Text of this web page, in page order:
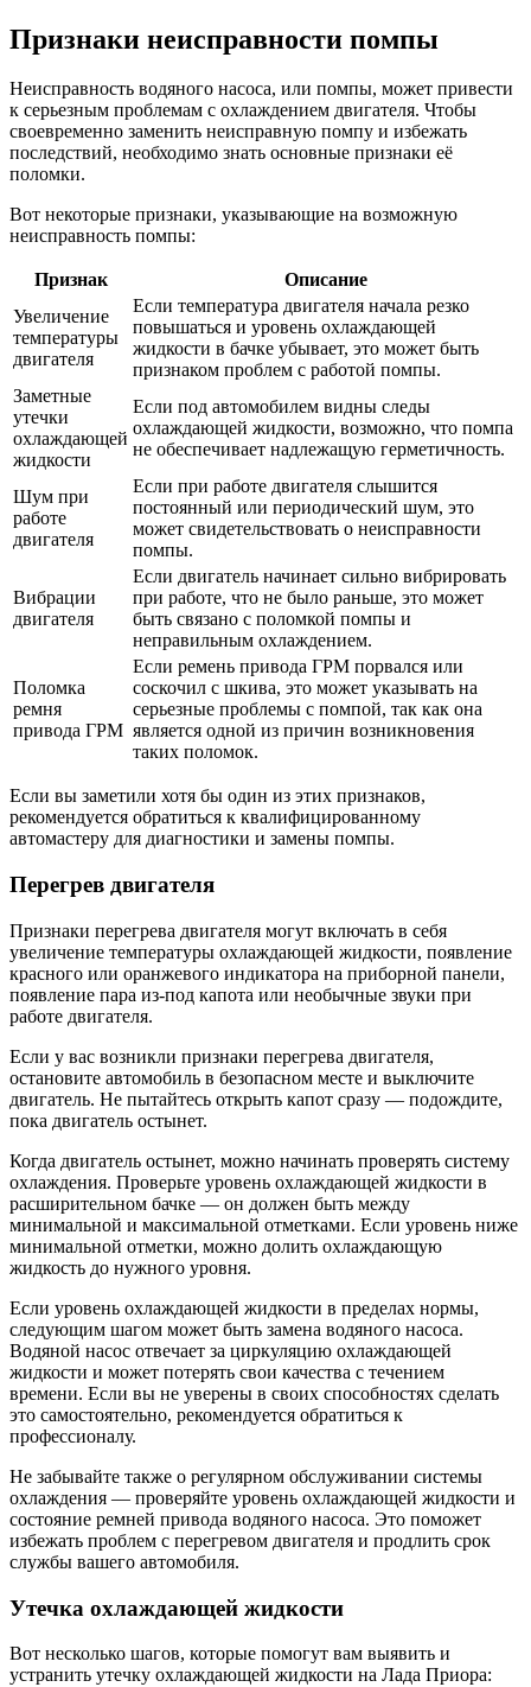
Признаки неисправности помпы
Неисправность водяного насоса, или помпы, может привести
к серьезным проблемам с охлаждением двигателя. Чтобы
своевременно заменить неисправную помпу и избежать
последствий, необходимо знать основные признаки её
поломки.
Вот некоторые признаки, указывающие на возможную
неисправность помпы:
Признак
Описание
Увеличение
температуры
двигателя
Если температура двигателя начала резко
повышаться и уровень охлаждающей
жидкости в бачке убывает, это может быть
признаком проблем с работой помпы.
Заметные
утечки
охлаждающей
жидкости
Если под автомобилем видны следы
охлаждающей жидкости, возможно, что помпа
не обеспечивает надлежащую герметичность.
Шум при
работе
двигателя
Если при работе двигателя слышится
постоянный или периодический шум, это
может свидетельствовать о неисправности
помпы.
Вибрации
двигателя
Если двигатель начинает сильно вибрировать
при работе, что не было раньше, это может
быть связано с поломкой помпы и
неправильным охлаждением.
Поломка
ремня
привода ГРМ
Если ремень привода ГРМ порвался или
соскочил с шкива, это может указывать на
серьезные проблемы с помпой, так как она
является одной из причин возникновения
таких поломок.
Если вы заметили хотя бы один из этих признаков,
рекомендуется обратиться к квалифицированному
автомастеру для диагностики и замены помпы.
Перегрев двигателя
Признаки перегрева двигателя могут включать в себя
увеличение температуры охлаждающей жидкости, появление
красного или оранжевого индикатора на приборной панели,
появление пара из-под капота или необычные звуки при
работе двигателя.
Если у вас возникли признаки перегрева двигателя,
остановите автомобиль в безопасном месте и выключите
двигатель. Не пытайтесь открыть капот сразу — подождите,
пока двигатель остынет.
Когда двигатель остынет, можно начинать проверять систему
охлаждения. Проверьте уровень охлаждающей жидкости в
расширительном бачке — он должен быть между
минимальной и максимальной отметками. Если уровень ниже
минимальной отметки, можно долить охлаждающую
жидкость до нужного уровня.
Если уровень охлаждающей жидкости в пределах нормы,
следующим шагом может быть замена водяного насоса.
Водяной насос отвечает за циркуляцию охлаждающей
жидкости и может потерять свои качества с течением
времени. Если вы не уверены в своих способностях сделать
это самостоятельно, рекомендуется обратиться к
профессионалу.
Не забывайте также о регулярном обслуживании системы
охлаждения — проверяйте уровень охлаждающей жидкости и
состояние ремней привода водяного насоса. Это поможет
избежать проблем с перегревом двигателя и продлить срок
службы вашего автомобиля.
Утечка охлаждающей жидкости
Вот несколько шагов, которые помогут вам выявить и
устранить утечку охлаждающей жидкости на Лада Приора: